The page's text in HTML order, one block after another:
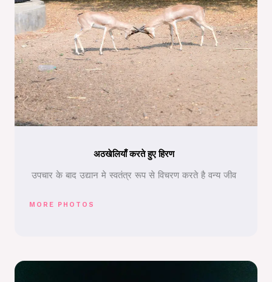
अठखेलियाँ करते हुए हिरण
उपचार के बाद उद्यान मे स्वतंत्र रूप से विचरण करते है वन्य जीव
MORE PHOTOS